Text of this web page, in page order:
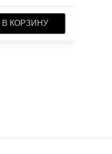
КОРЗИНУ